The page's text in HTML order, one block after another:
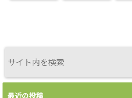
最近の投稿